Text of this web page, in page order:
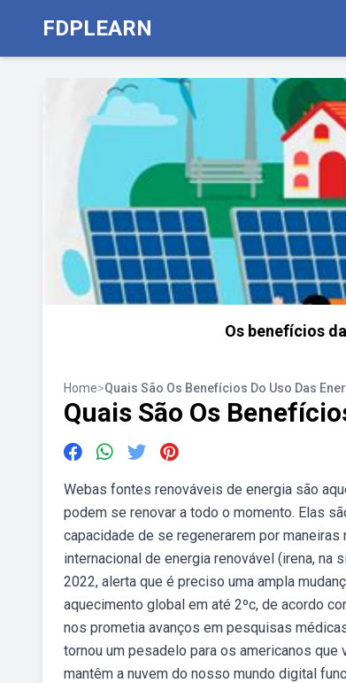
FDPLEARN
Os benefícios
Home>Quais São Os Benefícios Do Uso Das
Quais São Os
Webas fontes renováveis de energia são
podem se renovar a todo o momento. Elas
capacidade de se regenerarem por
internacional de energia renovável (irena,
2022, alerta que é preciso uma ampla
aquecimento global em até 2ºc, de acordo
nos prometia avanços em pesquisas
tornou um pesadelo para os americanos
mantêm a nuvem do nosso mundo digital